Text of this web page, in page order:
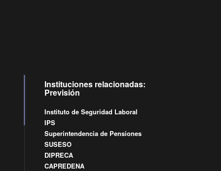
Instituciones relacionadas:
Previsión
Instituto de Seguridad Laboral
IPS
Superintendencia de Pensiones
SUSESO
DIPRECA
CAPREDENA